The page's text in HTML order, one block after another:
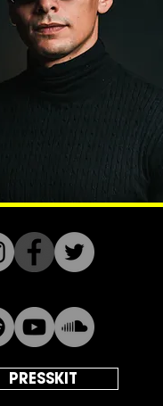
PRESSKIT